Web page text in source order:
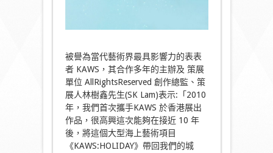
被譽為當代藝術界最具影響力的表表
者 KAWS，其合作多年的主辦及 策展
單位 AllRightsReserved 創作總監、策
展人林樹鑫先生(SK Lam)表示:「2010
年，我們首次攜手KAWS 於香港展出
作品，很高興這次能夠在接近 10 年
後，將這個大型海上藝術項目
《KAWS:HOLIDAY》帶回我們的城